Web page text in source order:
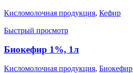
Кисломолочная продукция, Кефир
Быстрый просмотр
Биокефир 1%, 1л
Кисломолочная продукция, Биокефир